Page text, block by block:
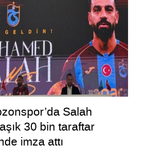
Salah
30 bin taraftar
imza attı